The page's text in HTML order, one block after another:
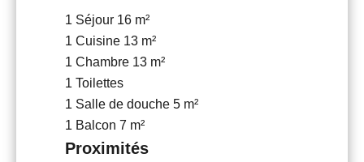
1 Séjour 16 m²
1 Cuisine 13 m²
1 Chambre 13 m²
1 Toilettes
1 Salle de douche 5 m²
1 Balcon 7 m²
Proximités